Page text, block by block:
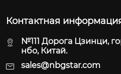
Контактная
№111 Дорога Цзинци,
нбо, Китай.
sales@nbgstar.com